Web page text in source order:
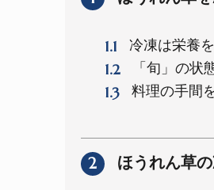
1.1 冷凍は栄養
1.2 「旬」の状
1.3 料理の手間
2 ほうれん草